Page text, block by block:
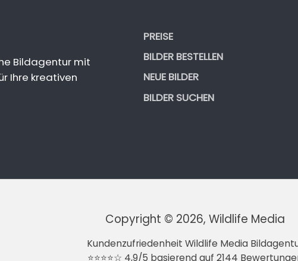
Bildagentur mit
Ihre kreativen
PREISE
BILDER BESTELLEN
NEUE BILDER
BILDER SUCHEN
Copyright © 2026, Wildlife Media
Kundenzufriedenheit Wildlife Media
⭐⭐⭐⭐☆ 4,9/5 basierend auf 2144